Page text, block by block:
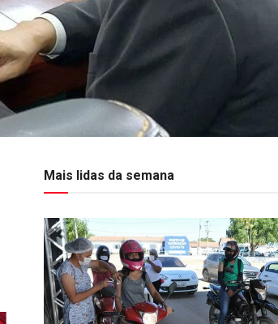
Mais lidas da semana